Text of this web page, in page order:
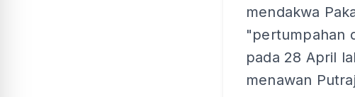
mendakwa
"pertumpahan
pada 28 April
menawan